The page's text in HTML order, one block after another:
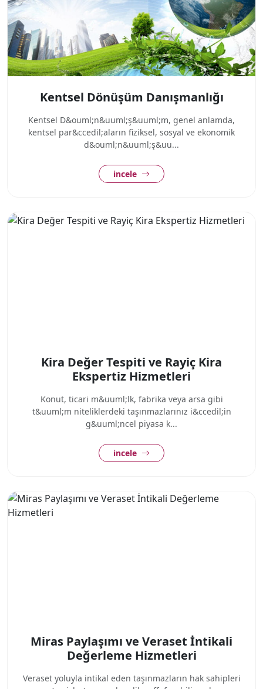
Kentsel Dönüşüm Danışmanlığı
Kentsel D&ouml;n&uuml;ş&uuml;m, genel anlamda,
kentsel par&ccedil;aların fiziksel, sosyal ve ekonomik
d&ouml;n&uuml;ş&uu...
incele
Kira Değer Tespiti ve Rayiç Kira
Ekspertiz Hizmetleri
Konut, ticari m&uuml;lk, fabrika veya arsa gibi
t&uuml;m niteliklerdeki taşınmazlarınız i&ccedil;in
g&uuml;ncel piyasa k...
incele
Miras Paylaşımı ve Veraset İntikali
Değerleme Hizmetleri
Veraset yoluyla intikal eden taşınmazların hak sahipleri